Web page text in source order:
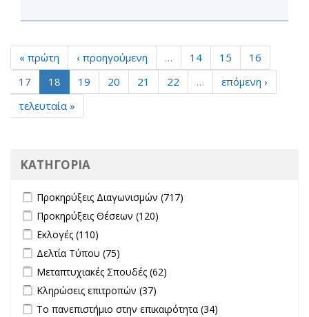
« πρώτη ‹ προηγούμενη … 14 15
16
17
18 19 20 21 22 …
επόμενη ›
τελευταία »
ΚΑΤΗΓΟΡΙΑ
Apply Προκηρύξεις Διαγωνισμών filter
Προκηρύξεις Διαγωνισμών (717)
Apply Προκηρύξεις Θέσεων filter
Προκηρύξεις Θέσεων (120)
Apply Εκλογές filter
Εκλογές (110)
Apply Δελτία Τύπου filter
Δελτία Τύπου (75)
Apply Μεταπτυχιακές Σπουδές filter
Μεταπτυχιακές Σπουδές (62)
Apply Κληρώσεις επιτροπών filter
Κληρώσεις επιτροπών (37)
Apply Το πανεπιστήμιο στην επικαιρότητα filter
Το πανεπιστήμιο στην επικαιρότητα (34)